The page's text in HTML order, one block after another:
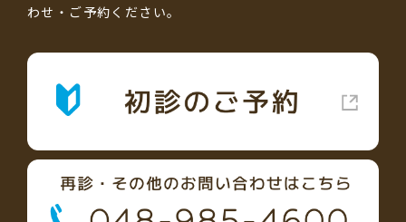
わせ・ご予約ください。